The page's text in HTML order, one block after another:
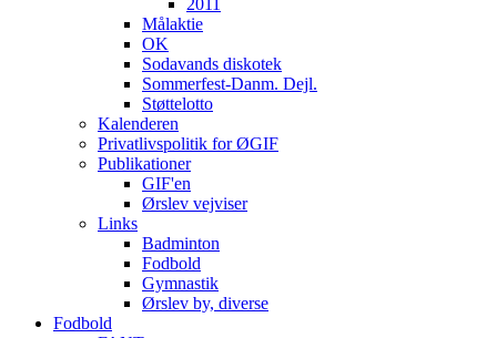
2011
Målaktie
OK
Sodavands diskotek
Sommerfest-Danm. Dejl.
Støttelotto
Kalenderen
Privatlivspolitik for ØGIF
Publikationer
GIF'en
Ørslev vejviser
Links
Badminton
Fodbold
Gymnastik
Ørslev by, diverse
Fodbold